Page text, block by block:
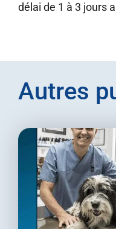
délai de 1 à 3 jours
Autres